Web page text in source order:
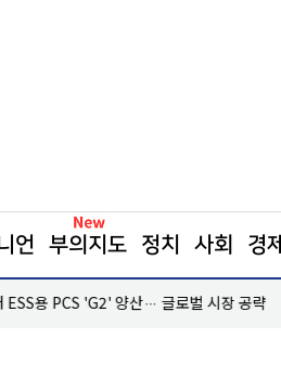
언 부의지도 정치 사회 경제
ESS용 PCS 'G2' 양산… 글로벌 시장 공략